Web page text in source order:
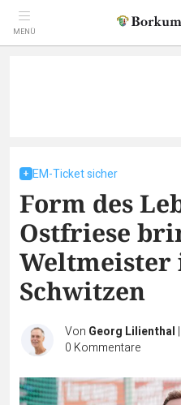
MENÜ
EM-Ticket sicher
Form des
Ostfriese
Weltmeister
Schwitzen
Von Georg Lilienthal |
0 Kommentare